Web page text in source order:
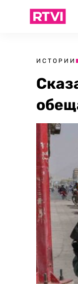
ИСТОРИИ